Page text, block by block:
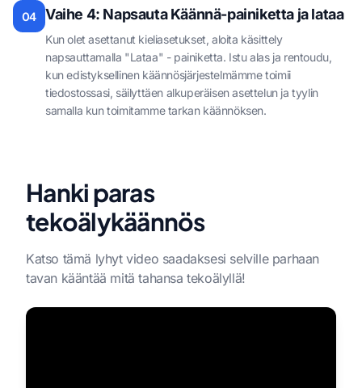
04 Vaihe 4: Napsauta Käännä-painiketta ja lataa
Kun olet asettanut kieliasetukset, aloita käsittely
napsauttamalla "Lataa" - painiketta. Istu alas ja rentoudu,
kun edistyksellinen käännösjärjestelmämme toimii
tiedostossasi, säilyttäen alkuperäisen asettelun ja tyylin
samalla kun toimitamme tarkan käännöksen.
Hanki paras
tekoälykäännös
Katso tämä lyhyt video saadaksesi selville parhaan
tavan kääntää mitä tahansa tekoälyllä!